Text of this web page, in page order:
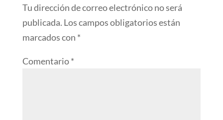
Tu dirección de correo electrónico no será
publicada. Los campos obligatorios están
marcados con *
Comentario*